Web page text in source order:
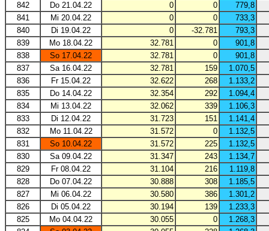
842
Do 21.04.22 0 0
779,8
841
Mi 20.04.22 0 0
733,3
840
Di 19.04.22 0 -32.781
793,3
839
Mo 18.04.22 32.781 0
901,8
838
So 17.04.22 32.781 0
901,8
837
Sa 16.04.22 32.781 159
1.070,5
836
Fr 15.04.22 32.622 268
1.133,2
835
Do 14.04.22 32.354 292
1.094,4
834
Mi 13.04.22 32.062 339
1.106,3
833
Di 12.04.22 31.723 151
1.141,4
832
Mo 11.04.22 31.572 0
1.132,5
831
So 10.04.22 31.572 225
1.132,5
830
Sa 09.04.22 31.347 243
1.134,7
829
Fr 08.04.22 31.104 216
1.119,8
828
Do 07.04.22 30.888 308
1.185,5
827
Mi 06.04.22 30.580 386
1.301,2
826
Di 05.04.22 30.194 139
1.233,3
825
Mo 04.04.22 30.055 0
1.268,3